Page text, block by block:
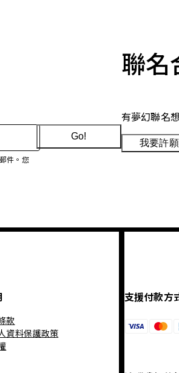
件。您
Go!
聯名
有夢幻聯名
我要許願
款
資料保護政策
支援付款方